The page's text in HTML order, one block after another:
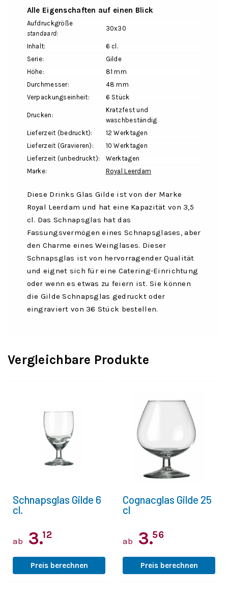
Alle Eigenschaften auf einen Blick
Aufdruckgröße
standaard:
30x30
Inhalt:
6 cl.
Serie:
Gilde
Höhe:
81 mm
Durchmesser:
48 mm
Verpackungseinheit:
6 Stück
Drucken:
Kratzfest und
waschbeständig
Lieferzeit (bedruckt):
12 Werktagen
Lieferzeit (Gravieren):
10 Werktagen
Lieferzeit (unbedruckt):
Werktagen
Marke:
Royal Leerdam
Diese Drinks Glas Gilde ist von der Marke
Royal Leerdam und hat eine Kapazität von 3,5
cl. Das Schnapsglas hat das
Fassungsvermögen eines Schnapsglases, aber
den Charme eines Weinglases. Dieser
Schnapsglas ist von hervorragender Qualität
und eignet sich für eine Catering-Einrichtung
oder wenn es etwas zu feiern ist. Sie können
die Gilde Schnapsglas gedruckt oder
eingraviert von 36 Stück bestellen.
Vergleichbare Produkte
Schnapsglas Gilde 6
cl.
ab 3.12
Preis berechnen
Cognacglas Gilde 25
cl
ab 3.56
Preis berechnen